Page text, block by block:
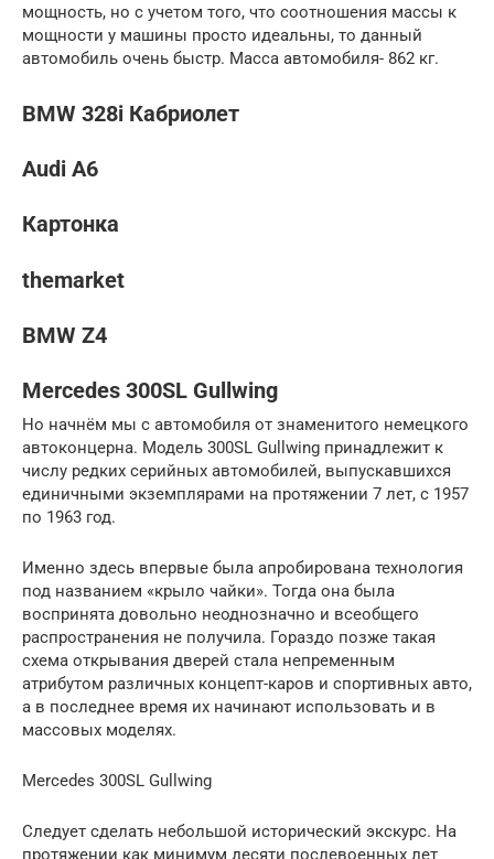
мощность, но с учетом того, что соотношения массы к
мощности у машины просто идеальны, то данный
автомобиль очень быстр. Масса автомобиля- 862 кг.
BMW 328i Кабриолет
Audi A6
Картонка
themarket
BMW Z4
Mercedes 300SL Gullwing
Но начнём мы с автомобиля от знаменитого немецкого
автоконцерна. Модель 300SL Gullwing принадлежит к
числу редких серийных автомобилей, выпускавшихся
единичными экземплярами на протяжении 7 лет, с 1957
по 1963 год.
Именно здесь впервые была апробирована технология
под названием «крыло чайки». Тогда она была
воспринята довольно неоднозначно и всеобщего
распространения не получила. Гораздо позже такая
схема открывания дверей стала непременным
атрибутом различных концепт-каров и спортивных авто,
а в последнее время их начинают использовать и в
массовых моделях.
Mercedes 300SL Gullwing
Следует сделать небольшой исторический экскурс. На
протяжении как минимум десяти послевоенных лет